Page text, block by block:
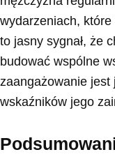
wydarzeniach,
to jasny sygnał, że
budować wspólne
zaangażowanie jest
wskaźników jego